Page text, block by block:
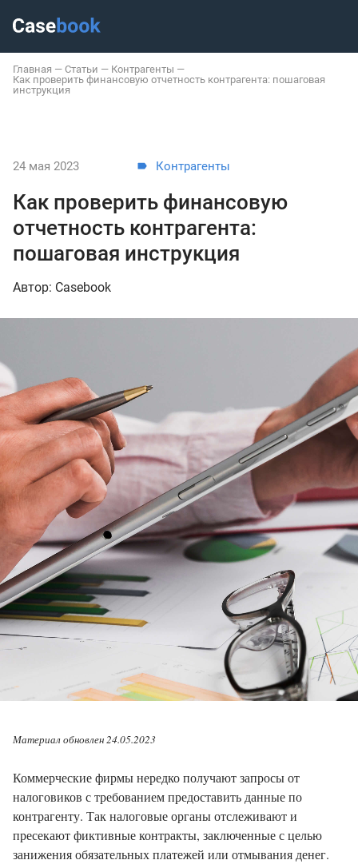
Главная — Статьи — Контрагенты —
Как проверить финансовую отчетность контрагента: пошаговая
инструкция
24 мая 2023 Контрагенты
Как проверить финансовую
отчетность контрагента:
пошаговая инструкция
Автор: Casebook
Материал обновлен 24.05.2023
Коммерческие фирмы нередко получают запросы от
налоговиков с требованием предоставить данные по
контрагенту. Так налоговые органы отслеживают и
пресекают фиктивные контракты, заключенные с целью
занижения обязательных платежей или отмывания денег.